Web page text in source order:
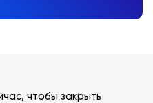
чтобы закрыть